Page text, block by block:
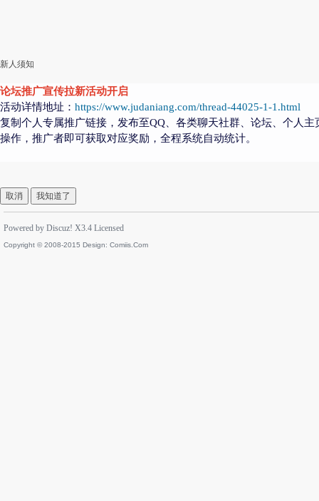
新人须知
论坛推广宣传拉新活动开启
活动详情地址： https://www.judaniang.com/thread-44025-1-1.html
复制个人专属推广链接，发布至QQ、各类聊天社群、论坛、个人
操作，推广者即可获取对应奖励，全程系统自动统计。
取消 我知道了
Powered by Discuz! X3.4 Licensed
Copyright © 2008-2015 Design: Comiis.Com